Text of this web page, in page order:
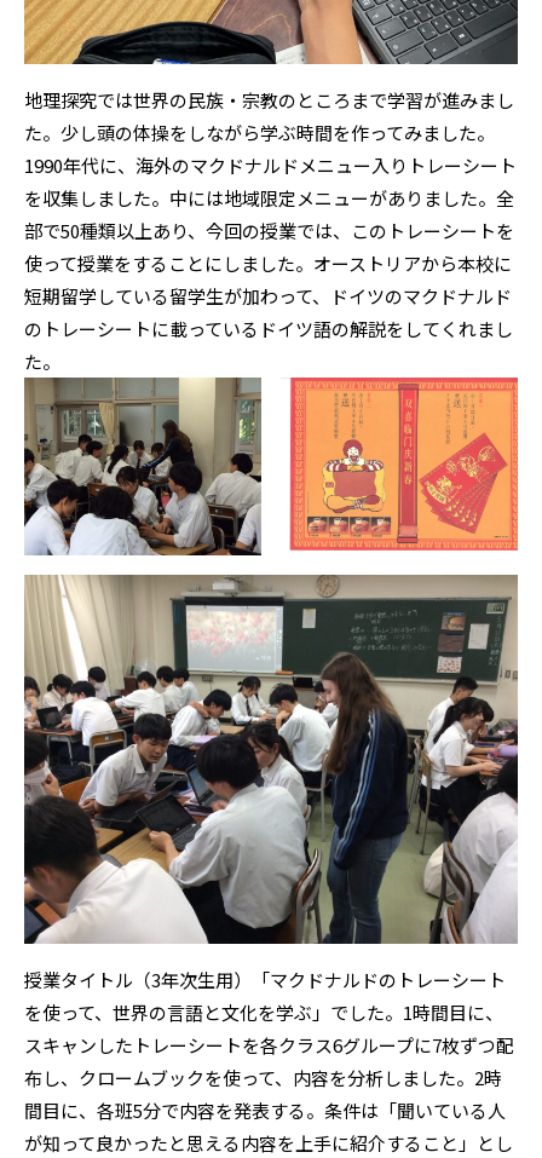
地理探究では世界の民族・宗教のところまで学習が進みまし
た。少し頭の体操をしながら学ぶ時間を作ってみました。
1990年代に、海外のマクドナルドメニュー入りトレーシート
を収集しました。中には地域限定メニューがありました。全
部で50種類以上あり、今回の授業では、このトレーシートを
使って授業をすることにしました。オーストリアから本校に
短期留学している留学生が加わって、ドイツのマクドナルド
のトレーシートに載っているドイツ語の解説をしてくれまし
た。
授業タイトル（3年次生用）「マクドナルドのトレーシート
を使って、世界の言語と文化を学ぶ」でした。1時間目に、
スキャンしたトレーシートを各クラス6グループに7枚ずつ配
布し、クロームブックを使って、内容を分析しました。2時
間目に、各班5分で内容を発表する。条件は「聞いている人
が知って良かったと思える内容を上手に紹介すること」とし